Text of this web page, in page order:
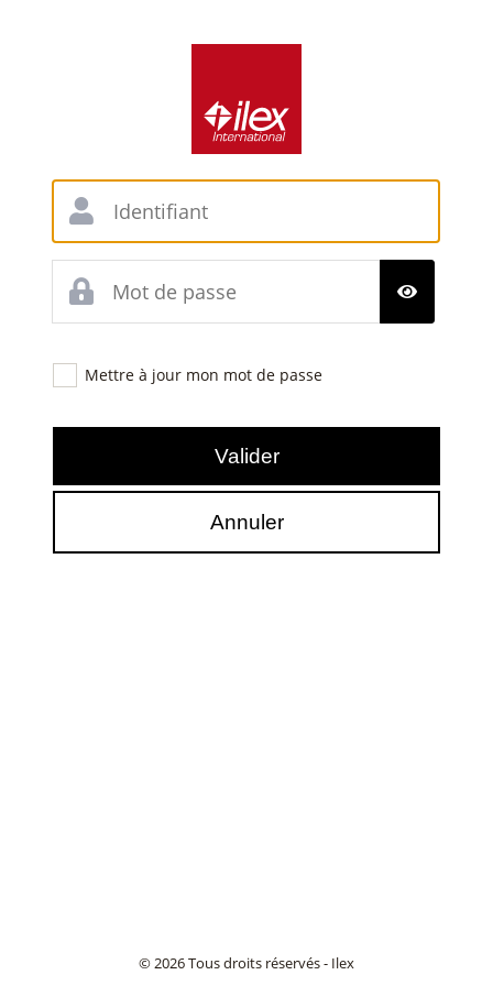
Mettre à jour mon mot de passe
© 2026 Tous droits réservés - Ilex